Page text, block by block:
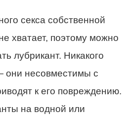
секса собственной
хватает, поэтому можно
лубрикант. Никакого
они несовместимы с
к его повреждению.
на водной или